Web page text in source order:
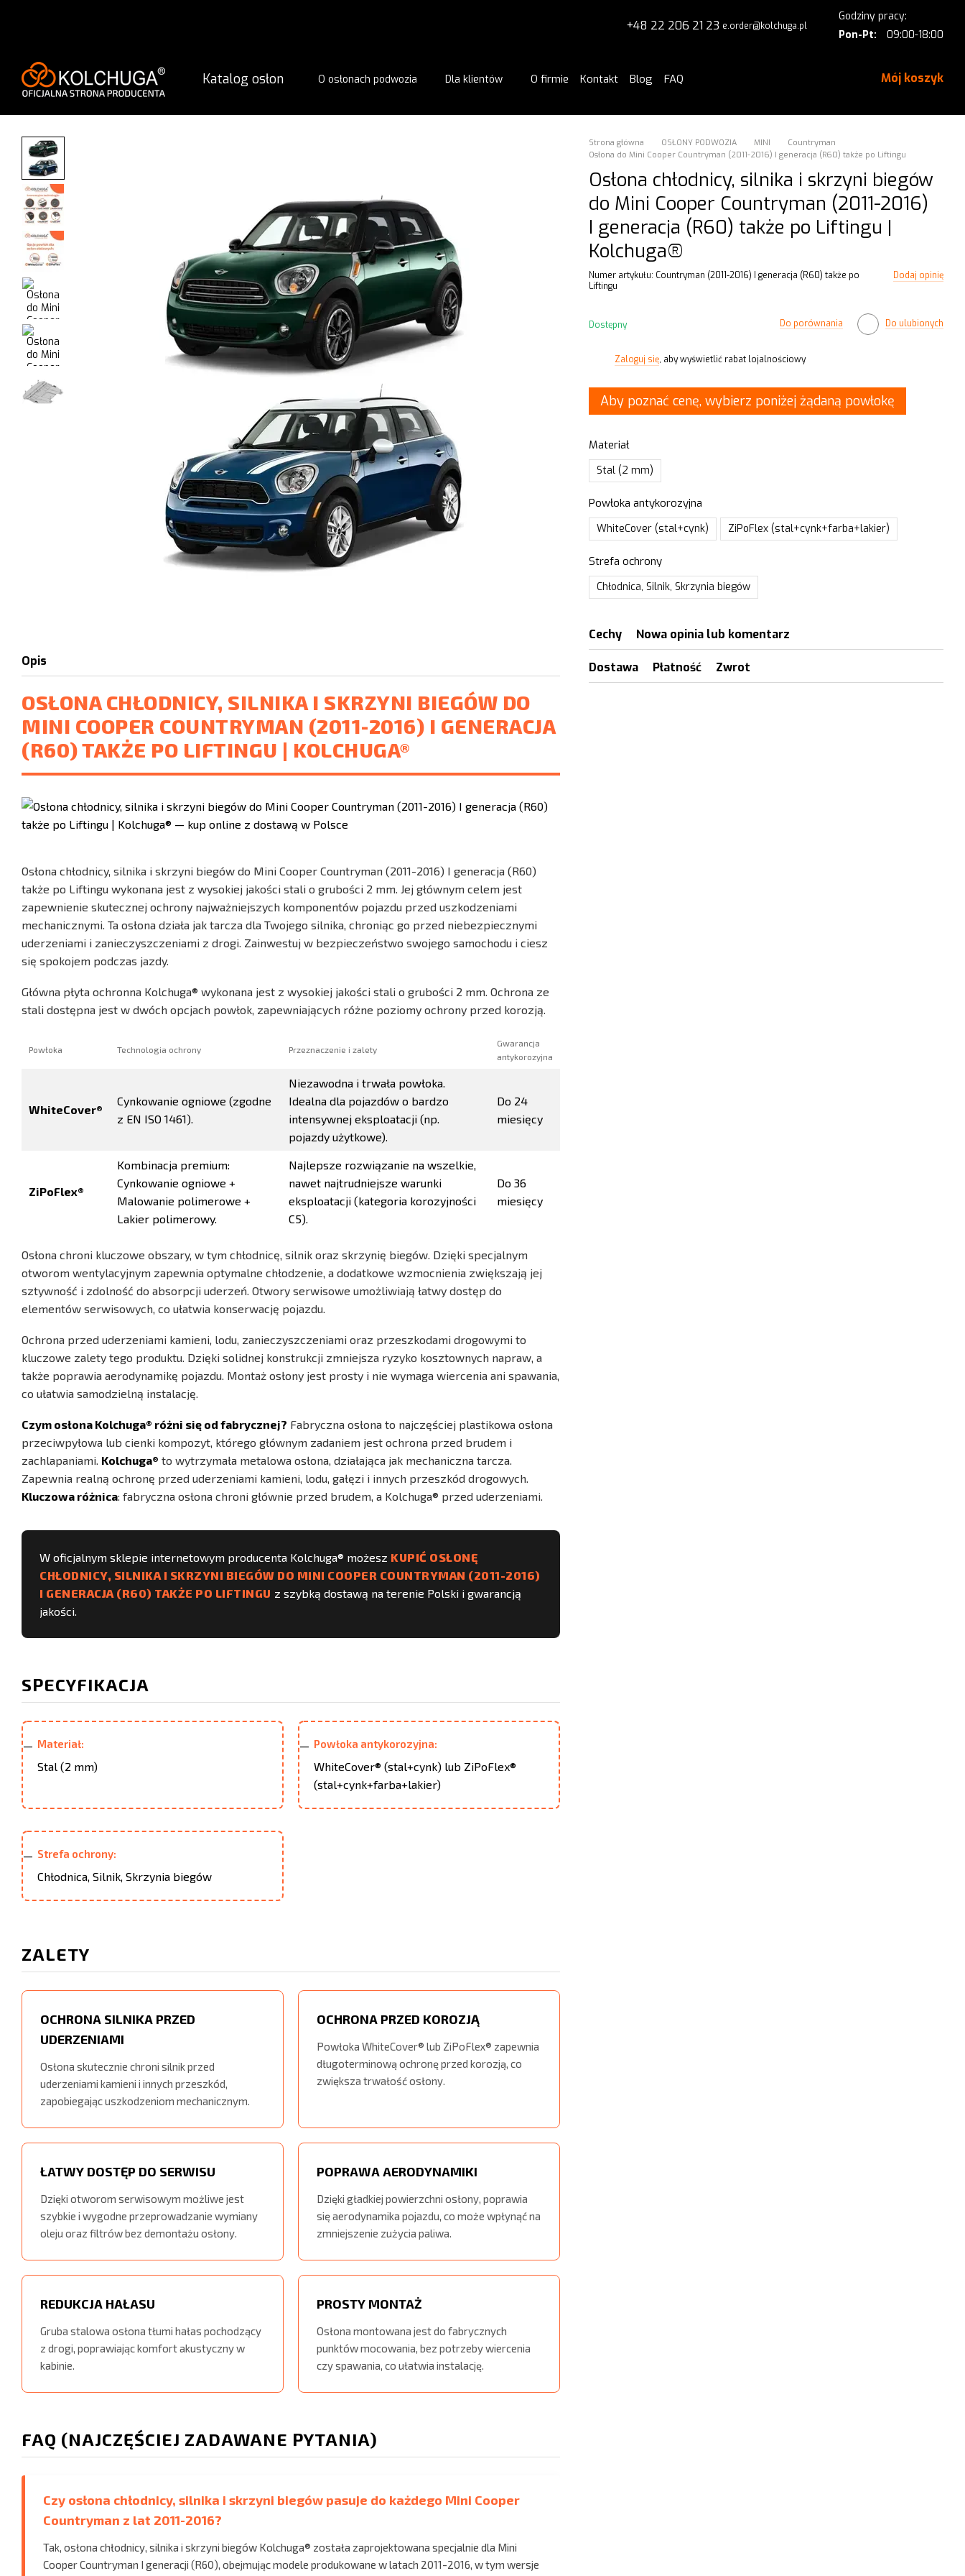
+48 22 206 21 23 e.order@kolchuga.pl
Godziny pracy:
Pon-Pt:
09:00-18:00
Katalog osłon O osłonach podwozia Dla klientów O firmie Kontakt Blog FAQ Mój koszyk
Opis
OSŁONA CHŁODNICY, SILNIKA I SKRZYNI BIEGÓW DO
MINI COOPER COUNTRYMAN (2011-2016) I GENERACJA
(R60) TAKŻE PO LIFTINGU | KOLCHUGA®
Osłona chłodnicy, silnika i skrzyni biegów do Mini Cooper Countryman (2011-2016) I generacja (R60)
także po Liftingu wykonana jest z wysokiej jakości stali o grubości 2 mm. Jej głównym celem jest
zapewnienie skutecznej ochrony najważniejszych komponentów pojazdu przed uszkodzeniami
mechanicznymi. Ta osłona działa jak tarcza dla Twojego silnika, chroniąc go przed niebezpiecznymi
uderzeniami i zanieczyszczeniami z drogi. Zainwestuj w bezpieczeństwo swojego samochodu i ciesz
się spokojem podczas jazdy.
Główna płyta ochronna Kolchuga® wykonana jest z wysokiej jakości stali o grubości 2 mm. Ochrona ze
stali dostępna jest w dwóch opcjach powłok, zapewniających różne poziomy ochrony przed korozją.
Powłoka Technologia ochrony Przeznaczenie i zalety
Gwarancja
antykorozyjna
WhiteCover®
Cynkowanie ogniowe (zgodne
z EN ISO 1461).
Niezawodna i trwała powłoka.
Idealna dla pojazdów o bardzo
intensywnej eksploatacji (np.
pojazdy użytkowe).
Do 24
miesięcy
ZiPoFlex®
Kombinacja premium:
Cynkowanie ogniowe +
Malowanie polimerowe +
Lakier polimerowy.
Najlepsze rozwiązanie na wszelkie,
nawet najtrudniejsze warunki
eksploatacji (kategoria korozyjności
C5).
Do 36
miesięcy
Osłona chroni kluczowe obszary, w tym chłodnicę, silnik oraz skrzynię biegów. Dzięki specjalnym
otworom wentylacyjnym zapewnia optymalne chłodzenie, a dodatkowe wzmocnienia zwiększają jej
sztywność i zdolność do absorpcji uderzeń. Otwory serwisowe umożliwiają łatwy dostęp do
elementów serwisowych, co ułatwia konserwację pojazdu.
Ochrona przed uderzeniami kamieni, lodu, zanieczyszczeniami oraz przeszkodami drogowymi to
kluczowe zalety tego produktu. Dzięki solidnej konstrukcji zmniejsza ryzyko kosztownych napraw, a
także poprawia aerodynamikę pojazdu. Montaż osłony jest prosty i nie wymaga wiercenia ani spawania,
co ułatwia samodzielną instalację.
Czym osłona Kolchuga® różni się od fabrycznej? Fabryczna osłona to najczęściej plastikowa osłona
przeciwpyłowa lub cienki kompozyt, którego głównym zadaniem jest ochrona przed brudem i
zachlapaniami. Kolchuga® to wytrzymała metalowa osłona, działająca jak mechaniczna tarcza.
Zapewnia realną ochronę przed uderzeniami kamieni, lodu, gałęzi i innych przeszkód drogowych.
Kluczowa różnica: fabryczna osłona chroni głównie przed brudem, a Kolchuga® przed uderzeniami.
W oficjalnym sklepie internetowym producenta Kolchuga® możesz KUPIĆ OSŁONĘ
CHŁODNICY, SILNIKA I SKRZYNI BIEGÓW DO MINI COOPER COUNTRYMAN (2011-2016)
I GENERACJA (R60) TAKŻE PO LIFTINGU z szybką dostawą na terenie Polski i gwarancją
jakości.
SPECYFIKACJA
Materiał:
Stal (2 mm)
Powłoka antykorozyjna:
WhiteCover® (stal+cynk) lub ZiPoFlex®
(stal+cynk+farba+lakier)
Strefa ochrony:
Chłodnica, Silnik, Skrzynia biegów
ZALETY
OCHRONA SILNIKA PRZED
UDERZENIAMI
Osłona skutecznie chroni silnik przed
uderzeniami kamieni i innych przeszkód,
zapobiegając uszkodzeniom mechanicznym.
OCHRONA PRZED KOROZJĄ
Powłoka WhiteCover® lub ZiPoFlex® zapewnia
długoterminową ochronę przed korozją, co
zwiększa trwałość osłony.
ŁATWY DOSTĘP DO SERWISU
Dzięki otworom serwisowym możliwe jest
szybkie i wygodne przeprowadzanie wymiany
oleju oraz filtrów bez demontażu osłony.
POPRAWA AERODYNAMIKI
Dzięki gładkiej powierzchni osłony, poprawia
się aerodynamika pojazdu, co może wpłynąć na
zmniejszenie zużycia paliwa.
REDUKCJA HAŁASU
Gruba stalowa osłona tłumi hałas pochodzący
z drogi, poprawiając komfort akustyczny w
kabinie.
PROSTY MONTAŻ
Osłona montowana jest do fabrycznych
punktów mocowania, bez potrzeby wiercenia
czy spawania, co ułatwia instalację.
FAQ (NAJCZĘŚCIEJ ZADAWANE PYTANIA)
Czy osłona chłodnicy, silnika i skrzyni biegów pasuje do każdego Mini Cooper
Countryman z lat 2011-2016?
Tak, osłona chłodnicy, silnika i skrzyni biegów Kolchuga® została zaprojektowana specjalnie dla Mini
Cooper Countryman I generacji (R60), obejmując modele produkowane w latach 2011-2016, w tym wersje
Strona główna OSŁONY PODWOZIA MINI
Countryman
Osłona do Mini Cooper Countryman (2011-2016) I generacja (R60) także po Liftingu
Osłona chłodnicy, silnika i skrzyni biegów
do Mini Cooper Countryman (2011-2016)
I generacja (R60) także po Liftingu |
Kolchuga®
Numer artykułu: Countryman (2011-2016) I generacja (R60) także po
Liftingu
Dodaj opinię
Dostępny Do porównania Do ulubionych
Zaloguj się, aby wyświetlić rabat lojalnościowy
Aby poznać cenę, wybierz poniżej żądaną powłokę
Materiał
Stal (2 mm)
Powłoka antykorozyjna
WhiteCover (stal+cynk) ZiPoFlex (stal+cynk+farba+lakier)
Strefa ochrony
Chłodnica, Silnik, Skrzynia biegów
Cechy Nowa opinia lub komentarz
Dostawa Płatność Zwrot